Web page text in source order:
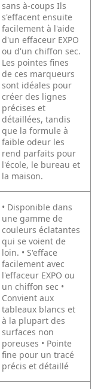
sans à-coups Ils
s'effacent ensuite
facilement à l'aide
d'un effaceur EXPO
ou d'un chiffon sec.
Les pointes fines
de ces marqueurs
sont idéales pour
créer des lignes
précises et
détaillées, tandis
que la formule à
faible odeur les
rend parfaits pour
l'école, le bureau et
la maison.
• Disponible dans
une gamme de
couleurs éclatantes
qui se voient de
loin. • S'efface
facilement avec
l'effaceur EXPO ou
un chiffon sec •
Convient aux
tableaux blancs et
à la plupart des
surfaces non
poreuses • Pointe
fine pour un tracé
précis et détaillé